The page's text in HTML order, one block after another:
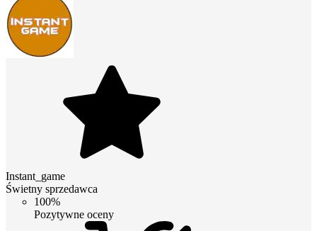
Instant_game
Świetny sprzedawca
100%
Pozytywne oceny